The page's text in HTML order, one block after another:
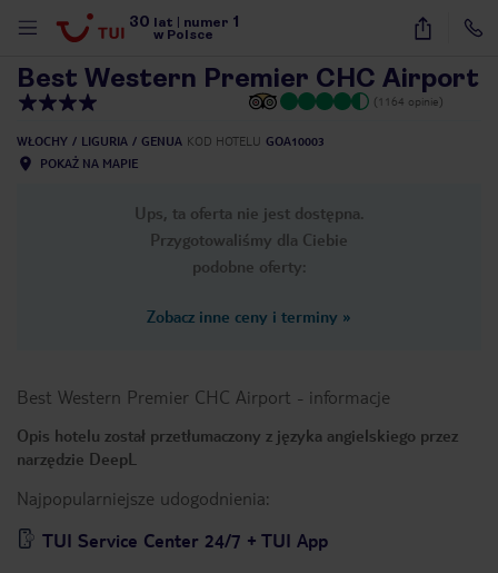
30 lat numer 1
w Polsce
40
Best Western Premier CHC Airport
(1164 opinie)
WŁOCHY LIGURIA GENUA KOD HOTELU GOA10003
POKAŻ NA MAPIE
Ups, ta oferta nie jest dostępna.
Przygotowaliśmy dla Ciebie
podobne oferty:
Zobacz inne ceny i terminy »
Best Western Premier CHC Airport - informacje
Opis hotelu został przetłumaczony z języka angielskiego przez
narzędzie DeepL
Najpopularniejsze udogodnienia:
TUI Service Center 24/7 + TUI App